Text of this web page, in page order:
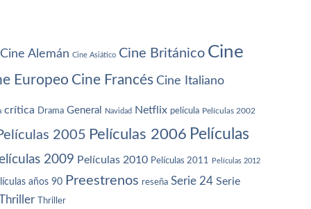
Cine Alemán Cine Asiático Cine Británico Cine
Europeo Cine Francés Cine Italiano
crítica Drama General Navidad Netflix película Películas 2002
2005 Películas 2006 Películas
2009 Películas 2010 Películas 2011 Películas 2012
años 90 Preestrenos reseña Serie 24 Serie
Thriller